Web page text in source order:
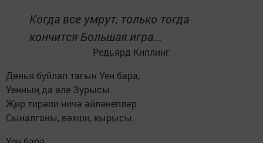
Когда все умрут, только тогда
кончится Большая игра...
Редьярд Киплинг
Дөнья буйлап тагын Уен бара,
Уенның да әле Зурысы.
Җир тирәли ничә әйләнепләр
Сыналганы, вәхши, кырысы.